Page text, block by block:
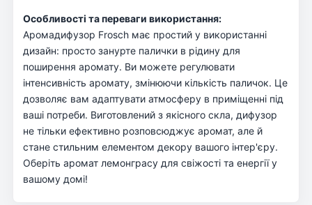
Особливості та переваги використання:
Аромадифузор Frosch має простий у використанні
дизайн: просто занурте палички в рідину для
поширення аромату. Ви можете регулювати
інтенсивність аромату, змінюючи кількість паличок. Це
дозволяє вам адаптувати атмосферу в приміщенні під
ваші потреби. Виготовлений з якісного скла, дифузор
не тільки ефективно розповсюджує аромат, але й
стане стильним елементом декору вашого інтер'єру.
Оберіть аромат лемонграсу для свіжості та енергії у
вашому домі!